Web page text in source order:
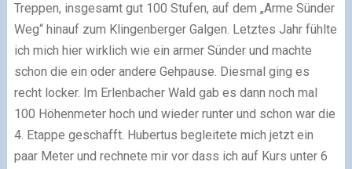
Treppen, insgesamt gut 100 Stufen, auf dem „Arme Sünder
Weg“ hinauf zum Klingenberger Galgen. Letztes Jahr fühlte
ich mich hier wirklich wie ein armer Sünder und machte
schon die ein oder andere Gehpause. Diesmal ging es
recht locker. Im Erlenbacher Wald gab es dann noch mal
100 Höhenmeter hoch und wieder runter und schon war die
4. Etappe geschafft. Hubertus begleitete mich jetzt ein
paar Meter und rechnete mir vor dass ich auf Kurs unter 6